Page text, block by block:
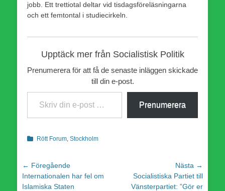
jobb. Ett trettiotal deltar vid tisdagsföreläsningarna
och ett femtontal i studiecirkeln.
Upptäck mer från Socialistisk Politik
Prenumerera för att få de senaste inläggen skickade
till din e-post.
Skriv din e-post …
Prenumerera
Kategorier
Rött Forum Stockholm
Inläggsnavigering
← Föregående
Föregående
inlägg:
Internationalen har fel om
Islamiska Staten
Nästa →
inlägg:
Socialistiska Partiet till
Vänsterpartiet: ”Gör er